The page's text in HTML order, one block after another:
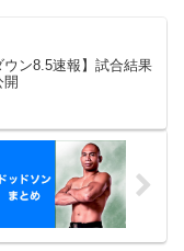
ウン8.5速報】試合結果
開